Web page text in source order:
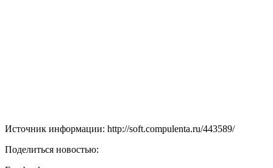
Источник информации: http://soft.compulenta.ru/443589/
Поделиться новостью: